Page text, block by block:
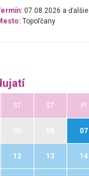
07.08.2026 a ďalšie
Topoľčany
ST ŠT PI
07
12 13 14